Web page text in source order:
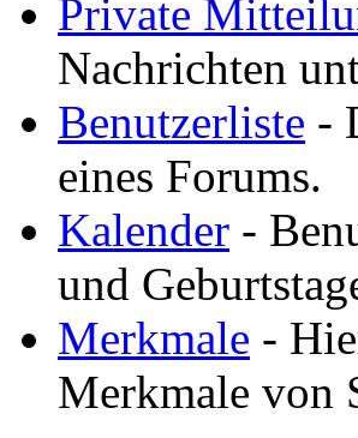
Private
Nachrichten
Benutzerliste -
eines Forums.
Kalender -
und
Merkmale -
Merkmale von